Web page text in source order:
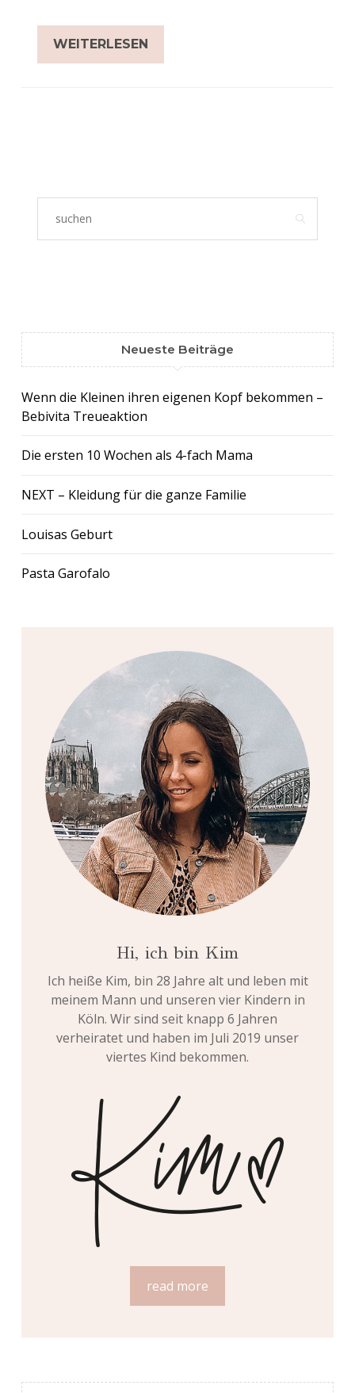
WEITERLESEN
Neueste Beiträge
Wenn die Kleinen ihren eigenen Kopf bekommen –
Bebivita Treueaktion
Die ersten 10 Wochen als 4-fach Mama
NEXT – Kleidung für die ganze Familie
Louisas Geburt
Pasta Garofalo
Hi, ich bin Kim
Ich heiße Kim, bin 28 Jahre alt und leben mit
meinem Mann und unseren vier Kindern in
Köln. Wir sind seit knapp 6 Jahren
verheiratet und haben im Juli 2019 unser
viertes Kind bekommen.
read more